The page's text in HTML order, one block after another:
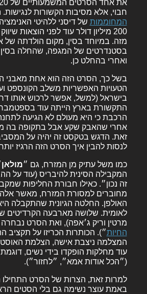
חבוי, אלא מסיבות הקשורות לנגישות.
המחוממות של דיסני ללהיטי
מזה. במיוחד בסין, מקום הולדתה של
בסטנדרטים של המגפה, שהחלה בסין
ואחרי בהחלט כן.
בשל כך, הסרט הזה הוא אחת מאבני
הטעויות האפשריות משלב הקונספט
התקשורת בארץ הייתה עוד
הרכבת כי היא מעולם לא הגיעה
אחרי שהאבק שקע אבל בתקופה בה מי
זאת. הדגש בטקסט זה יהיה על המסביב
לנסות להבין איך הסרט הזה הרגיז
כמו משל עתיק מן המזרח, גם ״מולאן
המקבילה הסינית להיבריס (עוד על
זה נכון״. כאילו חבורת החליפות
מחוברים למסורת המזרח, מאשר
האולפן. החלטה הגיונית שהתקבלה
לאומית. שלושה מארבעה הקרדיטים
מרטין וריק ג׳אפה), ואת הסרט נבחרה
החיות״). הכותרות הכריזו על תקציב
המצלמה ניצבת אישה, הצלמת
עוד מחלקות הופקדו בידי נשים,
(״הכל אודות אמא״, ״לחזור״).
באמת עוצר נשימה גם בלי הסטים